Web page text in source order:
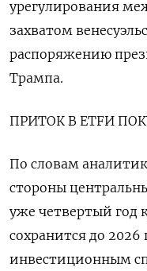
урегулирования
захватом
распоряжению
Трампа.
ПРИТОК В ETFИ
По ‌словам
стороны
уже четвертый год
сохранится до
инвестиционным